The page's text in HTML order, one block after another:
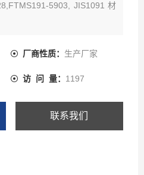
5903, JIS1091 材
厂商性质： 生产厂家
访 问 量： 1197
联系我们